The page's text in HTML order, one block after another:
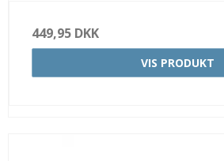
449,95 DKK
VIS PRODUKT